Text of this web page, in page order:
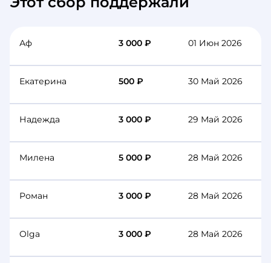
Аф 3 000 ₽ 01 Июн 2026
Екатерина 500 ₽ 30 Май 2026
Надежда 3 000 ₽ 29 Май 2026
Милена 5 000 ₽ 28 Май 2026
Роман 3 000 ₽ 28 Май 2026
Olga 3 000 ₽ 28 Май 2026